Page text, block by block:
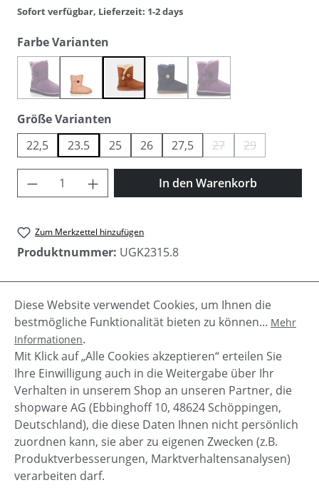
Sofort verfügbar, Lieferzeit: 1-2 days
Farbe Varianten
astoria
(Diese Option ist zurzeit nicht verfügbar.)
cerise pinkchestnut navy
(Diese Option ist zurzeit nicht
purple violett
(Diese Option ist zurzeit
Größe Varianten
22,5
23.5 25 26 27,5 27(Diese Option ist
29(Diese Option
Produkt Anzahl: Gib den gewünschten
In den Warenkorb
Zum Merkzettel hinzufügen
Produktnummer: UGK2315.8
Beschreibung
Der Bailey Button II - ein Kultstiefel auch für die
Kleinen mit Holzknopf an der Seite!Diese
flauschigen Kinderstiefel aus f…Mehr
Service-Hotline
Diese Website verwendet Cookies, um Ihnen die
bestmögliche Funktionalität bieten zu können... Mehr
Informationen.
Mit Klick auf „Alle Cookies akzeptieren“ erteilen Sie
Ihre Einwilligung auch in die Weitergabe über Ihr
Verhalten in unserem Shop an unseren Partner, die
shopware AG (Ebbinghoff 10, 48624 Schöppingen,
Deutschland), die diese Daten Ihnen nicht persönlich
zuordnen kann, sie aber zu eigenen Zwecken (z.B.
Produktverbesserungen, Marktverhaltensanalysen)
verarbeiten darf.